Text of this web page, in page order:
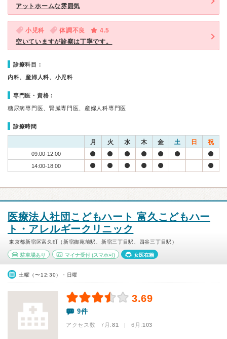
アットホームな雰囲気
小児科 体調不良
4.5
空いていますが診察は丁寧です。
診療科目：
内科、産婦人科、小児科
専門医・資格：
糖尿病専門医、腎臓専門医、産婦人科専門医
診療時間
月 火 水 木 金 土 日 祝
09:00-12:00
14:00-18:00
医療法人社団こどもハート 富久こどもハー
ト・アレルギークリニック
東京都新宿区富久町（新宿御苑前駅、新宿三丁目駅、四谷三丁目駅）
駐車場あり マイナ受付(スマホ可) 女医在籍
土曜（〜12:30）・日曜
3.69
9件
アクセス数 7月:81 | 6月:103